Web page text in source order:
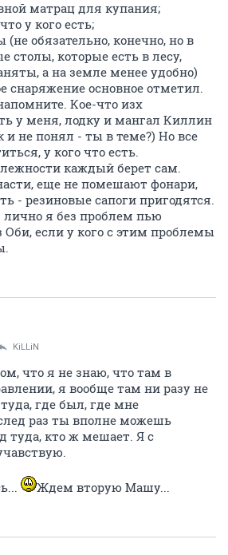
матрац для купания;
у кого есть;
обязательно, конечно, но в
столы, которые есть в лесу,
а на земле менее удобно)
снаряжение основное отметил.
Кое-что изх
у меня, лодку и мангал Киллин
и не понял - ты в теме?) Но все
у кого что есть.
каждый берет сам.
еще не помешают фонари,
- резиновые сапоги пригодятся.
я без проблем пью
если у кого с этим проблемы
KiLLiN
что я не знаю, что там в
я вообще там ни разу не
где был, где мне
раз ты вполне можешь
туда, кто ж мешает. Я с
Ждем вторую Машу...